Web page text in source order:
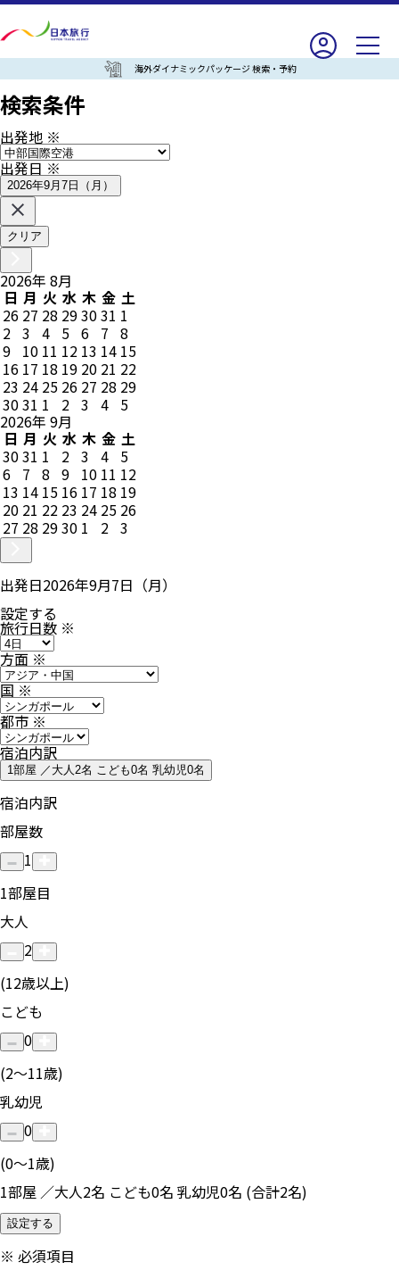
海外ダイナミックパッケージ 検索・予約
検索条件
出発地 ※
出発日※
2026年9月7日（月）
クリア
2026年 8月
日 月 火 水 木 金 土
26 27 28 293031 1
2 3 4 5 6 7 8
9 10 11 12 13 14 15
16 17 18 19 20 21 22
23 24 25 26 27 28 29
3031 1 2 3 4 5
2026年 9月
日 月 火 水 木 金 土
3031 1 2 3 4 5
6 7 8 9 10 11 12
13 14 15 16 17 18 19
20 21 22 23 24 25 26
27 28 2930 1 2 3
出発日2026年9月7日（月）
設定する
旅行日数 ※
方面※
国※
都市※
宿泊内訳
1部屋 ／大人2名 こども0名 乳幼児0名
宿泊内訳
部屋数
1
1部屋目
大人
2
(12歳以上)
こども
0
(2〜11歳)
乳幼児
0
(0〜1歳)
1部屋 ／大人2名 こども0名 乳幼児0名 (合計2名)
設定する
※ 必須項目